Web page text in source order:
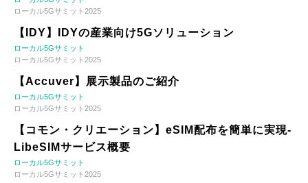
ローカル5Gサミット2025
【IDY】IDYの産業向け5Gソリューション
ローカル5Gサミット
ローカル5Gサミット2025
【Accuver】展示製品のご紹介
ローカル5Gサミット
ローカル5Gサミット2025
【コモン・クリエーション】eSIM配布を簡単に実現-
LibeSIMサービス概要
ローカル5Gサミット
ローカル5Gサミット2025